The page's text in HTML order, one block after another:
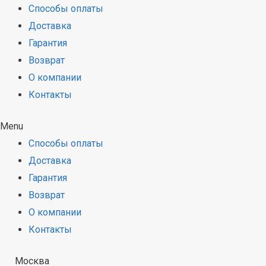
Способы оплаты
Доставка
Гарантия
Возврат
О компании
Контакты
Menu
Способы оплаты
Доставка
Гарантия
Возврат
О компании
Контакты
Москва